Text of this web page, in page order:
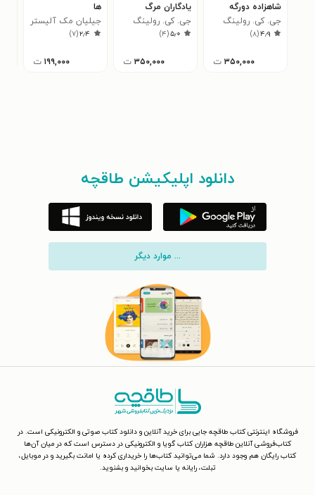
شاهزاده دورگه
جی. کی. رولینگ
۴٫۹(۸)
۳۵۰,۰۰۰ ت
یادگاران مرگ
جی. کی. رولینگ
۵٫۰(۴)
۳۵۰,۰۰۰ ت
ها
جیلیان مک آلیستر
۲٫۴(۷)
۱۹۹,۰۰۰ ت
دانلود اپلیکیشن طاقچه
... موارد دیگر
فروشگاه اینترنتی کتاب طاقچه جایی برای خرید آنلاین و دانلود کتاب صوتی و الکترونیکی است. در
کتاب‌فروشی آنلاین طاقچه هزاران کتاب گویا و الکترونیکی در دسترس است که در میان آن‌ها
کتاب رایگان هم وجود دارد. شما می‌توانید کتاب‌ها را خریداری کرده یا امانت بگیرید و در موبایل،
تبلت، رایانه یا سایت بخوانید و بشنوید.